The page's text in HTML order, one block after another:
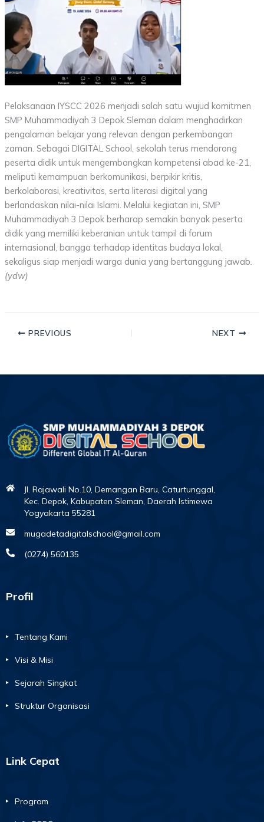
Pelaksanaan IYSCC 2026 menjadi salah satu wujud komitmen
SMP Muhammadiyah 3 Depok Sleman dalam menghadirkan
pengalaman belajar yang relevan dengan perkembangan
zaman. Sebagai DIGITAL School, sekolah terus mendorong
peserta didik untuk mengembangkan kompetensi abad ke-21,
meliputi kemampuan berkomunikasi, berpikir kritis,
berkolaborasi, kreativitas, serta literasi digital yang
berlandaskan nilai-nilai Islami. Melalui kegiatan ini, SMP
Muhammadiyah 3 Depok berharap semakin banyak peserta
didik yang memiliki keberanian untuk tampil di forum
internasional, bangga terhadap identitas budaya lokal,
sekaligus siap menjadi warga dunia yang bertanggung jawab.
(ydw)
PREVIOUS NEXT
Jl. Rajawali No.10, Demangan Baru, Caturtunggal,
Kec. Depok, Kabupaten Sleman, Daerah Istimewa
Yogyakarta 55281
mugadetadigitalschool@gmail.com
(0274) 560135
Profil
Tentang Kami
Visi & Misi
Sejarah Singkat
Struktur Organisasi
Link Cepat
Program